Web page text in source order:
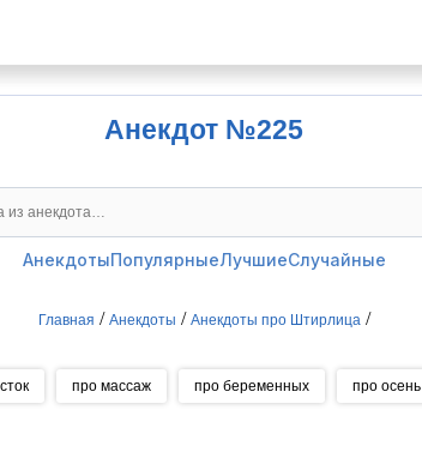
Анекдот №225
АнекдотыПопулярныеЛучшиеСлучайные
Главная / Анекдоты / Анекдоты про Штирлица /
про массаж про беременных про осень